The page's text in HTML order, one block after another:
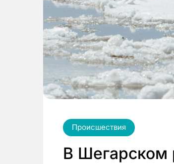
Происшествия
В Шегарском